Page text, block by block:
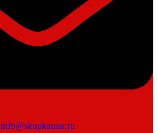
info@skupkaussr.ru